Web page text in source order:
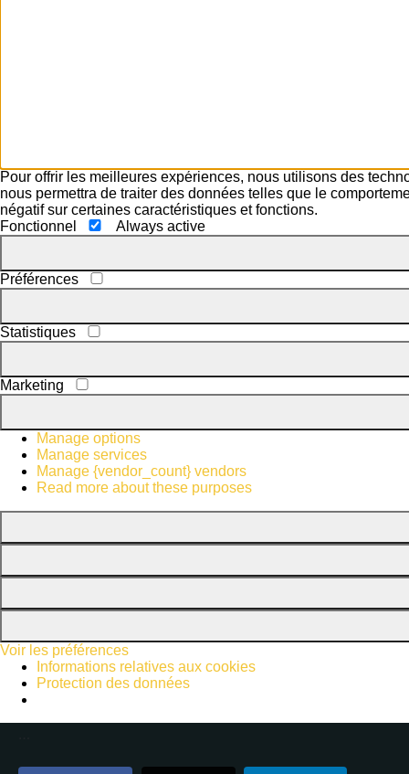
Pour offrir les meilleures expériences, nous utilisons des
nous permettra de traiter des données telles que le
négatif sur certaines caractéristiques et fonctions.
Fonctionnel
Always active
Préférences
Statistiques
Marketing
Manage options
Manage services
Manage {vendor_count} vendors
Read more about these purposes
Voir les préférences
Informations relatives aux cookies
Protection des données